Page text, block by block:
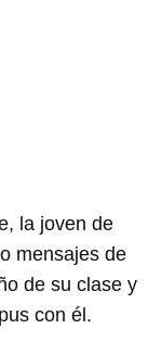
la joven de
mensajes de
de su clase y
con él.